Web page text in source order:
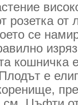
розетка от
се
кошничка
е